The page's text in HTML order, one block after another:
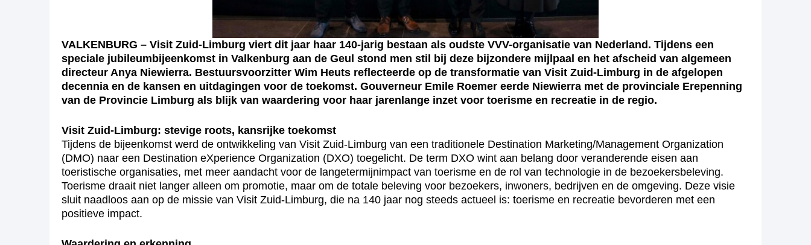
VALKENBURG – Visit Zuid-Limburg viert dit jaar haar 140-jarig bestaan als oudste VVV-organisatie van Nederland. Tijdens een
speciale jubileumbijeenkomst in Valkenburg aan de Geul stond men stil bij deze bijzondere mijlpaal en het afscheid van algemeen
directeur Anya Niewierra. Bestuursvoorzitter Wim Heuts reflecteerde op de transformatie van Visit Zuid-Limburg in de afgelopen
decennia en de kansen en uitdagingen voor de toekomst. Gouverneur Emile Roemer eerde Niewierra met de provinciale Erepenning
van de Provincie Limburg als blijk van waardering voor haar jarenlange inzet voor toerisme en recreatie in de regio.
Visit Zuid-Limburg: stevige roots, kansrijke toekomst
Tijdens de bijeenkomst werd de ontwikkeling van Visit Zuid-Limburg van een traditionele Destination Marketing/Management Organization
(DMO) naar een Destination eXperience Organization (DXO) toegelicht. De term DXO wint aan belang door veranderende eisen aan
toeristische organisaties, met meer aandacht voor de langetermijnimpact van toerisme en de rol van technologie in de bezoekersbeleving.
Toerisme draait niet langer alleen om promotie, maar om de totale beleving voor bezoekers, inwoners, bedrijven en de omgeving. Deze visie
sluit naadloos aan op de missie van Visit Zuid-Limburg, die na 140 jaar nog steeds actueel is: toerisme en recreatie bevorderen met een
positieve impact.